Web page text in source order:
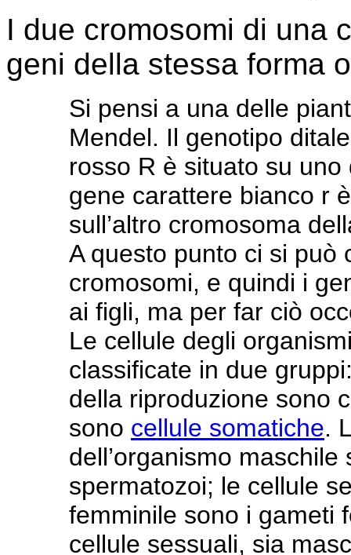
I due cromosomi di una
geni della stessa forma
Si pensi a una delle
Mendel. Il genotipo
rosso R è situato su
gene carattere bianco r
sull’altro cromosoma
A questo punto ci si può
cromosomi, e quindi i
ai figli, ma per far ciò
Le cellule degli
classificate in due
della riproduzione sono
sono cellule somatiche.
dell’organismo
spermatozoi; le cellule
femminile sono i gameti
cellule sessuali, sia